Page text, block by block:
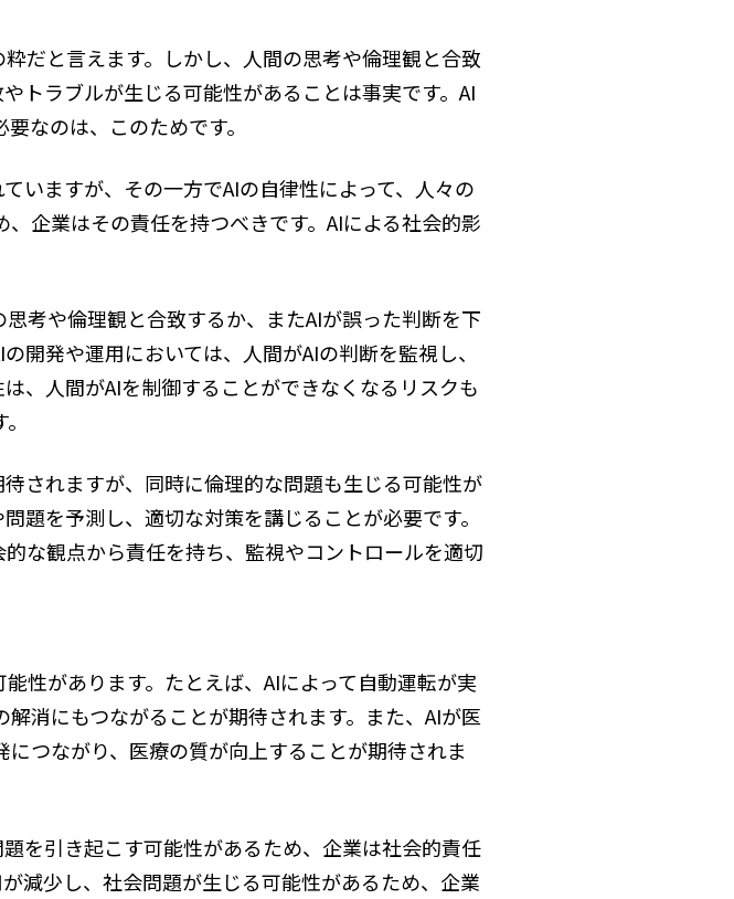
だと言えます。しかし、人間の思考や倫理観と合致
トラブルが生じる可能性があることは事実です。AI
なのは、このためです。
いますが、その一方でAIの自律性によって、人々の
企業はその責任を持つべきです。AIによる社会的影
考や倫理観と合致するか、またAIが誤った判断を下
開発や運用においては、人間がAIの判断を監視し、
、人間がAIを制御することができなくなるリスクも
されますが、同時に倫理的な問題も生じる可能性が
題を予測し、適切な対策を講じることが必要です。
な観点から責任を持ち、監視やコントロールを適切
性があります。たとえば、AIによって自動運転が実
消にもつながることが期待されます。また、AIが医
つながり、医療の質が向上することが期待されま
を引き起こす可能性があるため、企業は社会的責任
減少し、社会問題が生じる可能性があるため、企業